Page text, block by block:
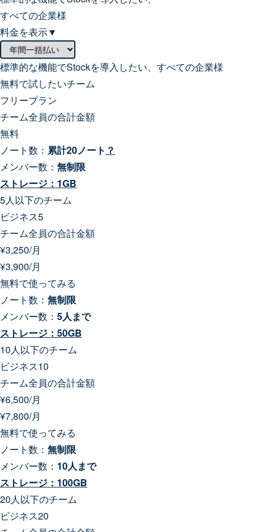
すべての企業様
料金を表示▼
標準的な機能でStockを導入したい、すべての企業様
無料で試したいチーム
フリープラン
チーム全員の合計金額
無料
ノート数： 累計20ノート ？
メンバー数： 無制限
ストレージ：1GB
5人以下のチーム
ビジネス5
チーム全員の合計金額
¥3,250/月
¥3,900/月
無料で使ってみる
ノート数： 無制限
メンバー数： 5人まで
ストレージ：50GB
10人以下のチーム
ビジネス10
チーム全員の合計金額
¥6,500/月
¥7,800/月
無料で使ってみる
ノート数： 無制限
メンバー数： 10人まで
ストレージ：100GB
20人以下のチーム
ビジネス20